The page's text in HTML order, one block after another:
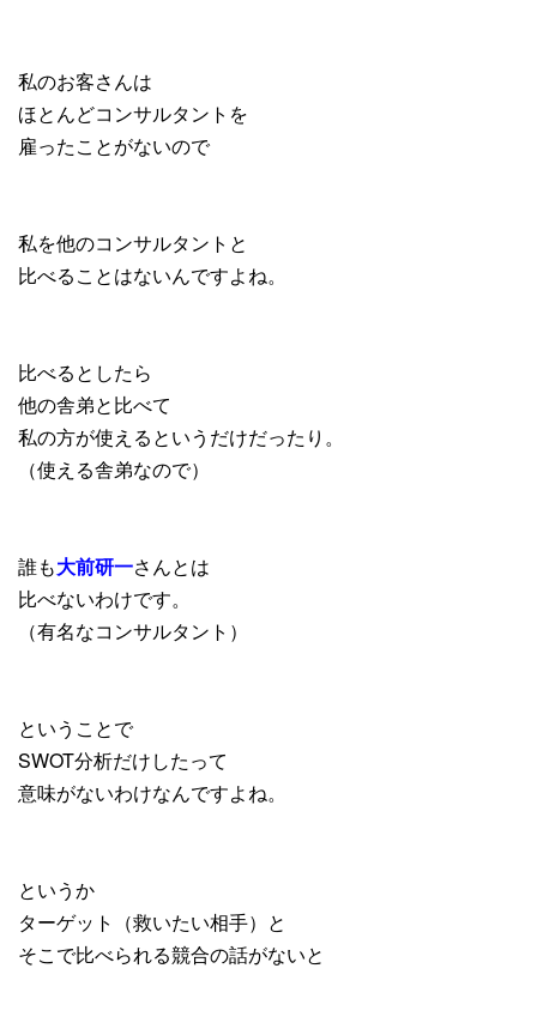
私のお客さんは
ほとんどコンサルタントを
雇ったことがないので
私を他のコンサルタントと
比べることはないんですよね。
比べるとしたら
他の舎弟と比べて
私の方が使えるというだけだったり。
（使える舎弟なので）
誰も大前研一さんとは
比べないわけです。
（有名なコンサルタント）
ということで
SWOT分析だけしたって
意味がないわけなんですよね。
というか
ターゲット（救いたい相手）と
そこで比べられる競合の話がないと